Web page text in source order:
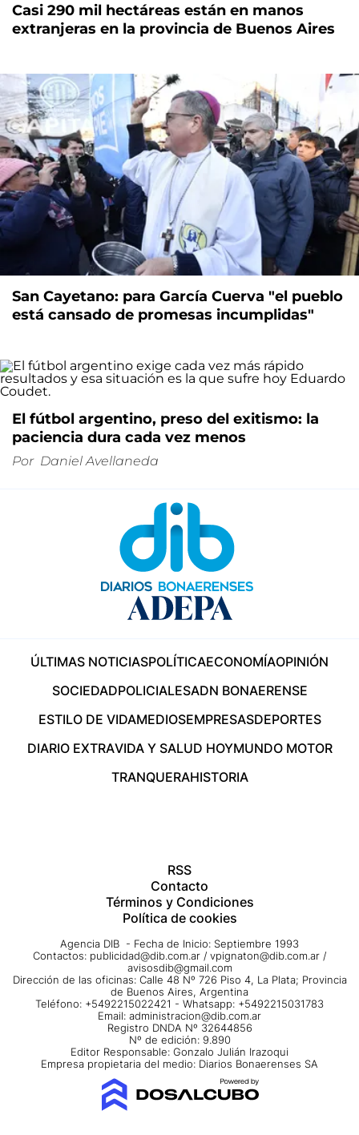
Casi 290 mil hectáreas están en manos
extranjeras en la provincia de Buenos Aires
San Cayetano: para García Cuerva "el pueblo
está cansado de promesas incumplidas"
El fútbol argentino, preso del exitismo: la
paciencia dura cada vez menos
Por Daniel Avellaneda
ÚLTIMAS NOTICIASPOLÍTICAECONOMÍAOPINIÓN
SOCIEDADPOLICIALESADN BONAERENSE
ESTILO DE VIDAMEDIOSEMPRESASDEPORTES
DIARIO EXTRAVIDA Y SALUD HOYMUNDO MOTOR
TRANQUERAHISTORIA
RSS
Contacto
Términos y Condiciones
Política de cookies
Agencia DIB - Fecha de Inicio: Septiembre 1993
Contactos: publicidad@dib.com.ar / vpignaton@dib.com.ar /
avisosdib@gmail.com
Dirección de las oficinas: Calle 48 Nº 726 Piso 4, La Plata; Provincia
de Buenos Aires, Argentina
Teléfono: +5492215022421 - Whatsapp: +5492215031783
Email: administracion@dib.com.ar
Registro DNDA Nº 32644856
Nº de edición: 9.890
Editor Responsable: Gonzalo Julián Irazoqui
Empresa propietaria del medio: Diarios Bonaerenses SA